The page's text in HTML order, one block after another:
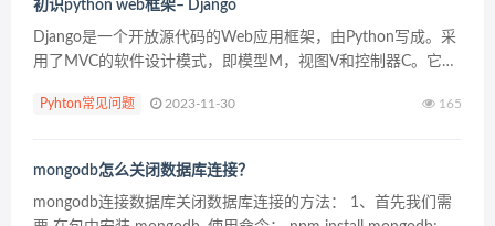
初识python web框架– Django
Django是一个开放源代码的Web应用框架，由Python写成。采
用了MVC的软件设计模式，即模型M，视图V和控制器C。它最
为主的网站的。并于2005年7月在BSD...
Pyhton常见问题 2023-11-30 165
mongodb怎么关闭数据库连接？
mongodb连接数据库关闭数据库连接的方法： 1、首先我们需